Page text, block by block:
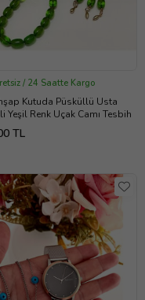
/ 24 Saatte Kargo
Kutuda Püsküllü Usta
Yeşil Renk Uçak Camı Tesbih
TL